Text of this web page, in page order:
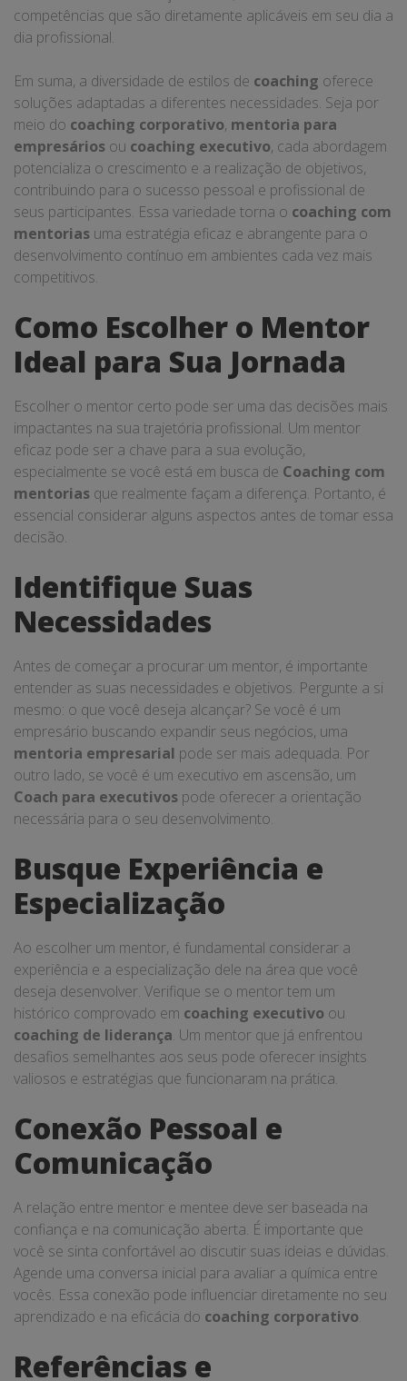
competências que são diretamente aplicáveis em seu dia a
dia profissional.
Em suma, a diversidade de estilos de coaching oferece
soluções adaptadas a diferentes necessidades. Seja por
meio do coaching corporativo, mentoria para
empresários ou coaching executivo, cada abordagem
potencializa o crescimento e a realização de objetivos,
contribuindo para o sucesso pessoal e profissional de
seus participantes. Essa variedade torna o coaching com
mentorias uma estratégia eficaz e abrangente para o
desenvolvimento contínuo em ambientes cada vez mais
competitivos.
Como Escolher o Mentor
Ideal para Sua Jornada
Escolher o mentor certo pode ser uma das decisões mais
impactantes na sua trajetória profissional. Um mentor
eficaz pode ser a chave para a sua evolução,
especialmente se você está em busca de Coaching com
mentorias que realmente façam a diferença. Portanto, é
essencial considerar alguns aspectos antes de tomar essa
decisão.
Identifique Suas
Necessidades
Antes de começar a procurar um mentor, é importante
entender as suas necessidades e objetivos. Pergunte a si
mesmo: o que você deseja alcançar? Se você é um
empresário buscando expandir seus negócios, uma
mentoria empresarial pode ser mais adequada. Por
outro lado, se você é um executivo em ascensão, um
Coach para executivos pode oferecer a orientação
necessária para o seu desenvolvimento.
Busque Experiência e
Especialização
Ao escolher um mentor, é fundamental considerar a
experiência e a especialização dele na área que você
deseja desenvolver. Verifique se o mentor tem um
histórico comprovado em coaching executivo ou
coaching de liderança. Um mentor que já enfrentou
desafios semelhantes aos seus pode oferecer insights
valiosos e estratégias que funcionaram na prática.
Conexão Pessoal e
Comunicação
A relação entre mentor e mentee deve ser baseada na
confiança e na comunicação aberta. É importante que
você se sinta confortável ao discutir suas ideias e dúvidas.
Agende uma conversa inicial para avaliar a química entre
vocês. Essa conexão pode influenciar diretamente no seu
aprendizado e na eficácia do coaching corporativo.
Referências e